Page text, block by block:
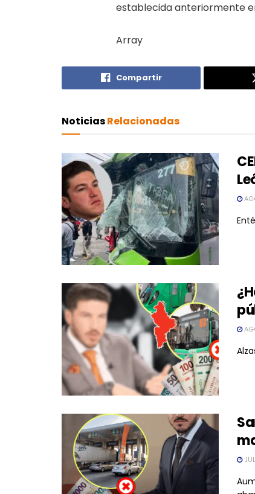
establecida anteriormente
Array
Compartir
NoticiasRelacionadas